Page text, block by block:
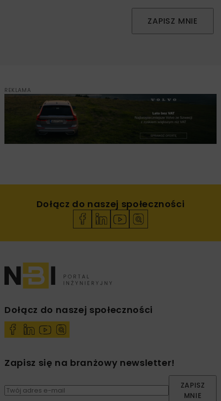
ZAPISZ MNIE
REKLAMA
Dołącz do naszej społeczności
Dołącz do naszej społeczności
Zapisz się na branżowy newsletter!
ZAPISZ
MNIE